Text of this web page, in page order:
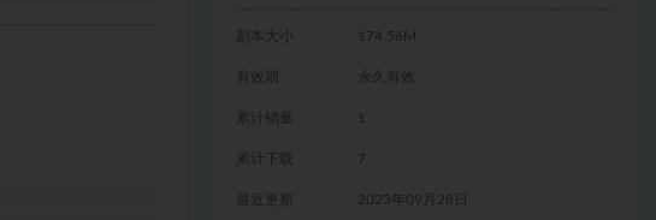
剧本大小 174.56M
有效期 永久有效
累计销量 1
累计下载 7
最近更新 2023年09月28日